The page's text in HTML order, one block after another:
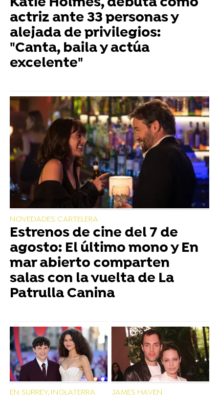
actriz ante 33 personas y
alejada de privilegios:
"Canta, baila y actúa
excelente"
NOVEDADES CARTELERA
Estrenos de cine del 7 de
agosto: El último mono y En
mar abierto comparten
salas con la vuelta de La
Patrulla Canina
EN SURREY, INGLATERRA JAMES HAVEN